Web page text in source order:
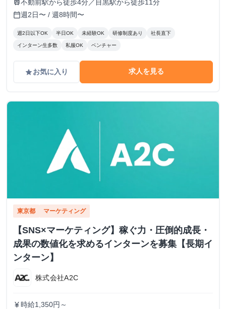
train不動前駅から徒歩4分／目黒駅から徒歩11分
calendar_today週2日〜 / 週8時間〜
週2日以下OK 半日OK 未経験OK 研修制度あり 社長直下
インターン生多数 私服OK ベンチャー
gradeお気に入り 求人を見る
東京都 マーケティング
【SNS×マーケティング】稼ぐ力・圧倒的成長・
成果の数値化を求めるインターンを募集【長期イ
ンターン】
株式会社A2C
currency_yen 時給1,350円～